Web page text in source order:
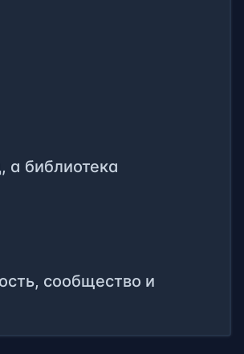
а библиотека
сообщество и